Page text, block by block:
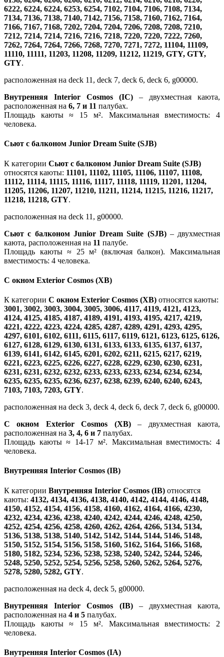
6222, 6224, 6224, 6253, 6254, 7102, 7104, 7106, 7108, 7134,
7134, 7136, 7138, 7140, 7142, 7156, 7158, 7160, 7162, 7164,
7166, 7167, 7168, 7202, 7204, 7204, 7206, 7208, 7208, 7210,
7212, 7214, 7214, 7216, 7216, 7218, 7220, 7220, 7222, 7260,
7262, 7264, 7264, 7266, 7268, 7270, 7271, 7272, 11104, 11109,
11110, 11111, 11203, 11208, 11209, 11212, 11219, GTY, GTY,
GTY.
расположенная на deck 11, deck 7, deck 6, deck 6, g00000.
Внутренняя Interior Cosmos (IC) – двухместная каюта,
расположенная на 6, 7 и 11 палубах.
Площадь каюты ≈ 15 м². Максимальная вместимость: 4
человека.
Сьют с балконом Junior Dream Suite (SJB)
К категории Сьют с балконом Junior Dream Suite (SJB)
относятся каюты: 11101, 11102, 11105, 11106, 11107, 11108,
11112, 11114, 11115, 11116, 11117, 11118, 11119, 11201, 11204,
11205, 11206, 11207, 11210, 11211, 11214, 11215, 11216, 11217,
11218, 11218, GTY.
расположенная на deck 11, g00000.
Сьют с балконом Junior Dream Suite (SJB) – двухместная
каюта, расположенная на 11 палубе.
Площадь каюты ≈ 25 м² (включая балкон). Максимальная
вместимость: 4 человека.
С окном Exterior Cosmos (XB)
К категории С окном Exterior Cosmos (XB) относятся каюты:
3001, 3002, 3003, 3004, 3005, 3006, 4117, 4119, 4121, 4123,
4124, 4125, 4185, 4187, 4189, 4191, 4193, 4195, 4217, 4219,
4221, 4222, 4223, 4224, 4285, 4287, 4289, 4291, 4293, 4295,
4297, 6101, 6102, 6111, 6115, 6117, 6119, 6121, 6123, 6125, 6126,
6127, 6128, 6129, 6130, 6131, 6133, 6133, 6135, 6137, 6137,
6139, 6141, 6142, 6145, 6201, 6202, 6211, 6215, 6217, 6219,
6221, 6223, 6225, 6226, 6227, 6228, 6229, 6230, 6230, 6231,
6231, 6231, 6232, 6232, 6233, 6233, 6233, 6234, 6234, 6234,
6235, 6235, 6235, 6236, 6237, 6238, 6239, 6240, 6240, 6243,
7103, 7103, 7203, GTY.
расположенная на deck 3, deck 4, deck 6, deck 7, deck 6, g00000.
С окном Exterior Cosmos (XB)– двухместная каюта,
расположенная на 3, 4, 6 и 7 палубах.
Площадь каюты ≈ 14-17 м². Максимальная вместимость: 4
человека.
Внутренняя Interior Cosmos (IB)
К категории Внутренняя Interior Cosmos (IB) относятся
каюты: 4132, 4134, 4136, 4138, 4140, 4142, 4144, 4146, 4148,
4150, 4152, 4154, 4156, 4158, 4160, 4162, 4164, 4166, 4230,
4232, 4234, 4236, 4238, 4240, 4242, 4244, 4246, 4248, 4250,
4252, 4254, 4256, 4258, 4260, 4262, 4264, 4266, 5134, 5134,
5136, 5138, 5138, 5140, 5142, 5142, 5144, 5144, 5146, 5148,
5150, 5152, 5154, 5156, 5158, 5160, 5162, 5164, 5166, 5168,
5180, 5182, 5234, 5236, 5238, 5238, 5240, 5242, 5244, 5246,
5248, 5250, 5252, 5254, 5256, 5258, 5260, 5262, 5264, 5276,
5278, 5280, 5282, GTY.
расположенная на deck 4, deck 5, g00000.
Внутренняя Interior Cosmos (IB)– двухместная каюта,
расположенная на 4 и 5 палубах.
Площадь каюты ≈ 15 м². Максимальная вместимость: 2
человека.
Внутренняя Interior Cosmos (IA)